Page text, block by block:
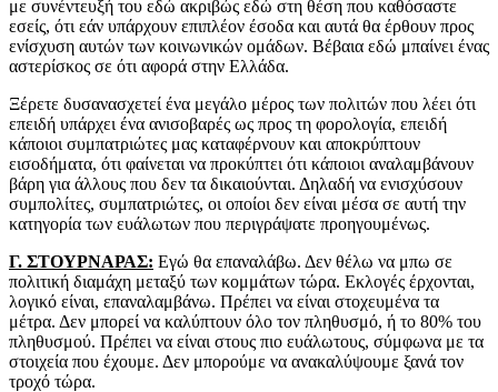
με συνέντευξή του εδώ ακριβώς εδώ στη θέση που καθόσαστε
εσείς, ότι εάν υπάρχουν επιπλέον έσοδα και αυτά θα έρθουν προς
ενίσχυση αυτών των κοινωνικών ομάδων. Βέβαια εδώ μπαίνει ένας
αστερίσκος σε ότι αφορά στην Ελλάδα.
Ξέρετε δυσανασχετεί ένα μεγάλο μέρος των πολιτών που λέει ότι
επειδή υπάρχει ένα ανισοβαρές ως προς τη φορολογία, επειδή
κάποιοι συμπατριώτες μας καταφέρνουν και αποκρύπτουν
εισοδήματα, ότι φαίνεται να προκύπτει ότι κάποιοι αναλαμβάνουν
βάρη για άλλους που δεν τα δικαιούνται. Δηλαδή να ενισχύσουν
συμπολίτες, συμπατριώτες, οι οποίοι δεν είναι μέσα σε αυτή την
κατηγορία των ευάλωτων που περιγράψατε προηγουμένως.
Γ. ΣΤΟΥΡΝΑΡΑΣ: Εγώ θα επαναλάβω. Δεν θέλω να μπω σε
πολιτική διαμάχη μεταξύ των κομμάτων τώρα. Εκλογές έρχονται,
λογικό είναι, επαναλαμβάνω. Πρέπει να είναι στοχευμένα τα
μέτρα. Δεν μπορεί να καλύπτουν όλο τον πληθυσμό, ή το 80% του
πληθυσμού. Πρέπει να είναι στους πιο ευάλωτους, σύμφωνα με τα
στοιχεία που έχουμε. Δεν μπορούμε να ανακαλύψουμε ξανά τον
τροχό τώρα.